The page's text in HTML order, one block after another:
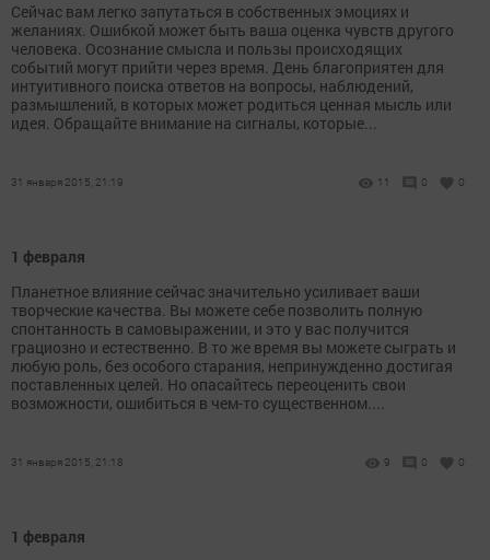
Сейчас вам легко запутаться в собственных эмоциях и
желаниях. Ошибкой может быть ваша оценка чувств другого
человека. Осознание смысла и пользы происходящих
событий могут прийти через время. День благоприятен для
интуитивного поиска ответов на вопросы, наблюдений,
размышлений, в которых может родиться ценная мысль или
идея. Обращайте внимание на сигналы, которые...
31 января 2015, 21:19 11 0 0
1 февраля
Планетное влияние сейчас значительно усиливает ваши
творческие качества. Вы можете себе позволить полную
спонтанность в самовыражении, и это у вас получится
грациозно и естественно. В то же время вы можете сыграть и
любую роль, без особого старания, непринужденно достигая
поставленных целей. Но опасайтесь переоценить свои
возможности, ошибиться в чем-то существенном....
31 января 2015, 21:18 9 0 0
1 февраля